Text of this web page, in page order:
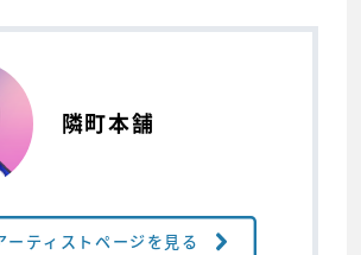
隣町本舗
ーティストページを見る